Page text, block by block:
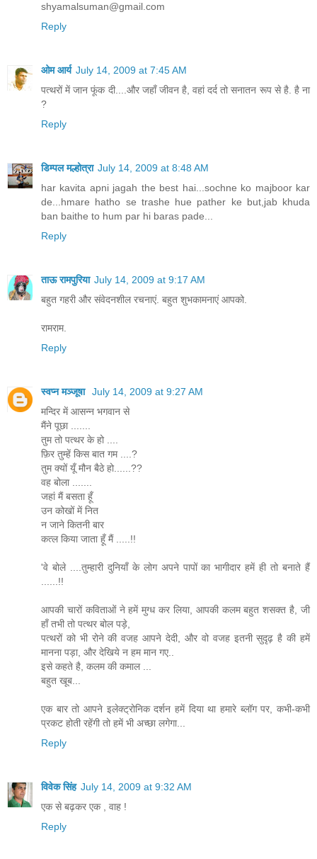
shyamalsuman@gmail.com
Reply
ओम आर्य July 14, 2009 at 7:45 AM
पत्थरों में जान फूंक दी....और जहाँ जीवन है, वहां दर्द तो सनातन रूप से है. है ना
?
Reply
डिम्पल मल्होत्रा July 14, 2009 at 8:48 AM
har kavita apni jagah the best hai...sochne ko majboor kar
de...hmare hatho se trashe hue pather ke but,jab khuda
ban baithe to hum par hi baras pade...
Reply
ताऊ रामपुरिया July 14, 2009 at 9:17 AM
बहुत गहरी और संवेदनशील रचनाएं. बहुत शुभकामनाएं आपको.
रामराम.
Reply
स्वप्न मञ्जूषा July 14, 2009 at 9:27 AM
मन्दिर में आसन्न भगवान से
मैंने पूछा .......
तुम तो पत्थर के हो ....
फ़िर तुम्हें किस बात गम ....?
तुम क्यों यूँ मौन बैठे हो......??
वह बोला .......
जहां मैं बसता हूँ
उन कोखों में नित
न जाने कितनी बार
कत्ल किया जाता हूँ मैं .....!!
'वे बोले ....तुम्हारी दुनियाँ के लोग अपने पापों का भागीदार हमें ही तो बनाते हैं
......!!
आपकी चारों कविताओं ने हमें मुग्ध कर लिया, आपकी कलम बहुत शसक्त है, जी
हाँ तभी तो पत्थर बोल पड़े,
पत्थरों को भी रोने की वजह आपने देदी, और वो वजह इतनी सुदृढ़ है की हमें
मानना पड़ा, और देखिये न हम मान गए..
इसे कहते है, कलम की कमाल ...
बहुत खूब...
एक बार तो आपने इलेक्ट्रोनिक दर्शन हमें दिया था हमारे ब्लॉग पर, कभी-कभी
प्रकट होती रहेंगी तो हमें भी अच्छा लगेगा...
Reply
विवेक सिंह July 14, 2009 at 9:32 AM
एक से बढ़कर एक , वाह !
Reply